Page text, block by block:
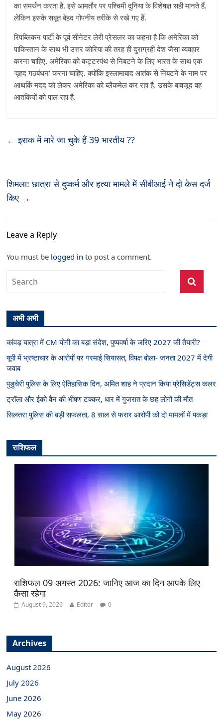
का समर्थन करता है. इसे आमतौर पर पश्चिमी दुनिया के विशेषज्ञ सही मानते हैं.
लेकिन इसके सबूत बेहद गोपनीय तरीके से रखे गए हैं.
रिपब्लिकन पार्टी के पूर्व सीनेटर लेरी प्रेसलर का कहना है कि अमेरिका को
पाकिस्तान के साथ भी उत्तर कोरिया की तरह ही दुराग्रही देश जैसा व्यवहार
करना चाहिए. अमेरिका को कट्टरपंथ से निबटने के लिए भारत के साथ एक
'वृहद गठबंधन' करना चाहिए. क्योंकि इस्लामाबाद आतंक से निबटने के नाम पर
आथर्कि मदद को लेकर अमेरिका को ब्लैकमेल कर रहा है. उसके बावजूद वह
आतंकियों को पाल रहा है.
← इराक में मारे जा चुके हैं 39 भारतीय ??
शिमला: छात्रा से दुष्कर्म और हत्या मामले में सीबीआई ने दो केस दर्ज
किए →
Leave a Reply
You must be logged in to post a comment.
अभी अभी
कांवड़ यात्रा में CM योगी का बड़ा संदेश, पुष्पवर्षा के जरिए 2027 की तैयारी?
यूपी में भ्रष्टाचार के आरोपों पर गरमाई सियासत, विपक्ष बोला- जनता 2027 में देगी
जवाब
पुडुचेरी पुलिस के लिए ऐतिहासिक दिन, अमित शाह ने प्रदान किया प्रेसिडेंट्स कलर
ट्रॉला और ईको वैन की भीषण टक्कर, धार में गुजरात के छह लोगों की मौत
सिलतरा पुलिस की बड़ी सफलता, 8 साल से फरार आरोपी को दो मामलों में पकड़ा
राशिफल
राशिफल 09 अगस्त 2026: जानिए आज का दिन आपके लिए
कैसा रहेगा
August 9, 2026 Editor 0
Archives
August 2026
July 2026
June 2026
May 2026